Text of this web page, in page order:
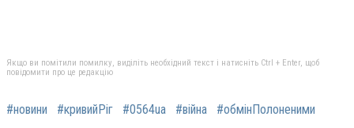
Якщо ви помітили помилку, виділіть необхідний текст і натисніть Ctrl + Enter, щоб
повідомити про це редакцію
#новини #кривийРіг #0564ua #війна #обмінПолоненими